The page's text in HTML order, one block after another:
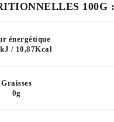
100G :
énergétique
/ 10,87Kcal
Graisses
0g